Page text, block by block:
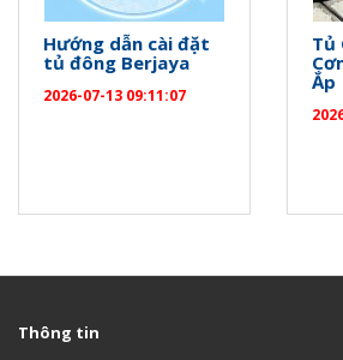
Hướng dẫn cài đặt
tủ đông Berjaya
2026-07-13 09:11:07
Tủ
Ắp
Thông tin